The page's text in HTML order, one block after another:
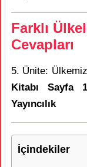
Farklı
Cevapları
5. Ünite:
Kitabı Sayfa
Yayıncılık
İçindekiler